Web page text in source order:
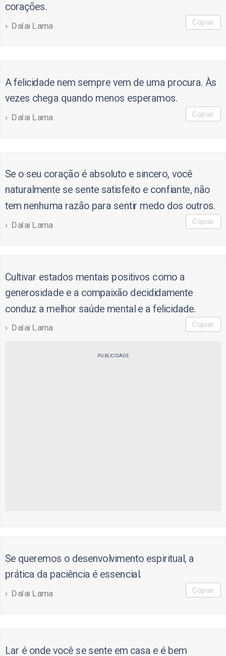
corações.
Dalai Lama Copiar
A felicidade nem sempre vem de uma procura. Às
vezes chega quando menos esperamos.
Dalai Lama Copiar
Se o seu coração é absoluto e sincero, você
naturalmente se sente satisfeito e confiante, não
tem nenhuma razão para sentir medo dos outros.
Dalai Lama Copiar
Cultivar estados mentais positivos como a
generosidade e a compaixão decididamente
conduz a melhor saúde mental e a felicidade.
Dalai Lama Copiar
PUBLICIDADE
Se queremos o desenvolvimento espiritual, a
prática da paciência é essencial.
Dalai Lama Copiar
Lar é onde você se sente em casa e é bem